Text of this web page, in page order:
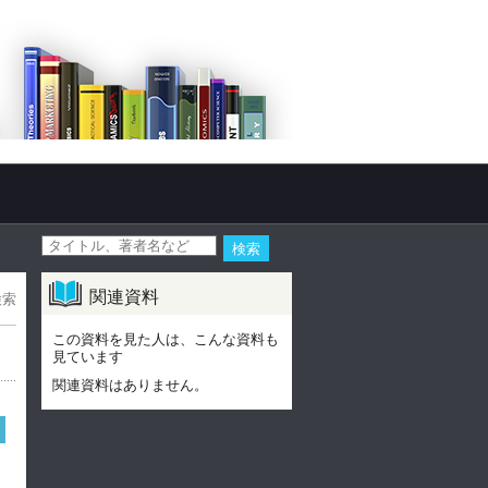
関連資料
この資料を見た人は、こんな資料も
見ています
関連資料はありません。